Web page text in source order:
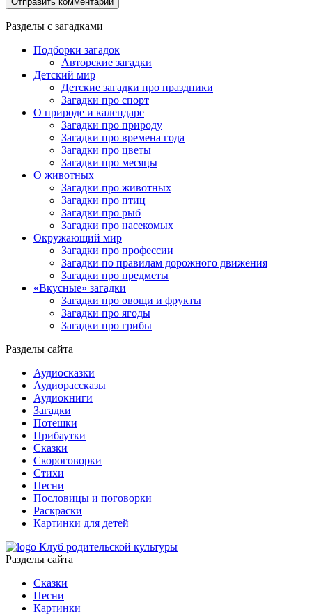
Разделы с загадками
Подборки загадок
Авторские загадки
Детский мир
Детские загадки про праздники
Загадки про спорт
О природе и календаре
Загадки про природу
Загадки про времена года
Загадки про цветы
Загадки про месяцы
О животных
Загадки про животных
Загадки про птиц
Загадки про рыб
Загадки про насекомых
Окружающий мир
Загадки про профессии
Загадки по правилам дорожного движения
Загадки про предметы
«Вкусные» загадки
Загадки про овощи и фрукты
Загадки про ягоды
Загадки про грибы
Разделы сайта
Аудиосказки
Аудиорассказы
Аудиокниги
Загадки
Потешки
Прибаутки
Сказки
Скороговорки
Стихи
Песни
Пословицы и поговорки
Раскраски
Картинки для детей
Клуб родительской культуры
Разделы сайта
Сказки
Песни
Картинки